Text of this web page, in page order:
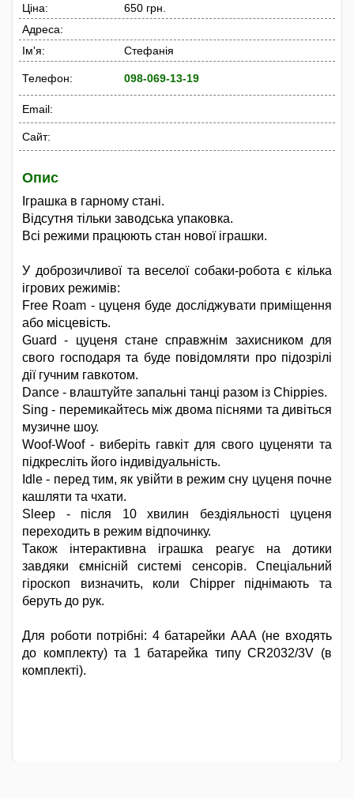
Ціна:
650 грн.
Адреса:
Ім'я:
Стефанія
Телефон: 098-069-13-19
Email:
Сайт:
Опис
Іграшка в гарному стані.
Відсутня тільки заводська упаковка.
Всі режими працюють стан нової іграшки.
У доброзичливої та веселої собаки-робота є кілька
ігрових режимів:
Free Roam - цуценя буде досліджувати приміщення
або місцевість.
Guard - цуценя стане справжнім захисником для
свого господаря та буде повідомляти про підозрілі
дії гучним гавкотом.
Dance - влаштуйте запальні танці разом із Chippies.
Sing - перемикайтесь між двома піснями та дивіться
музичне шоу.
Woof-Woof - виберіть гавкіт для свого цуценяти та
підкресліть його індивідуальність.
Idle - перед тим, як увійти в режим сну цуценя почне
кашляти та чхати.
Sleep - після 10 хвилин бездіяльності цуценя
переходить в режим відпочинку.
Також інтерактивна іграшка реагує на дотики
завдяки ємнісній системі сенсорів. Спеціальний
гіроскоп визначить, коли Chipper піднімають та
беруть до рук.
Для роботи потрібні: 4 батарейки ААА (не входять
до комплекту) та 1 батарейка типу CR2032/3V (в
комплекті).